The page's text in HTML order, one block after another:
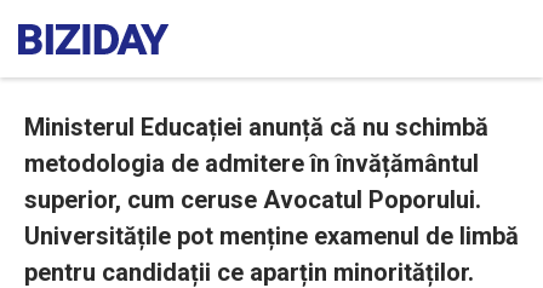
Ministerul Educației anunță că nu schimbă
metodologia de admitere în învățământul
superior, cum ceruse Avocatul Poporului.
Universitățile pot menține examenul de limbă
pentru candidații ce aparțin minorităților.